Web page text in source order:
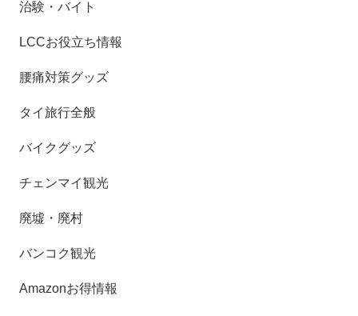
治験・バイト
LCCお役立ち情報
腰痛対策グッズ
タイ旅行全般
バイクグッズ
チェンマイ観光
廃墟・廃村
バンコク観光
Amazonお得情報